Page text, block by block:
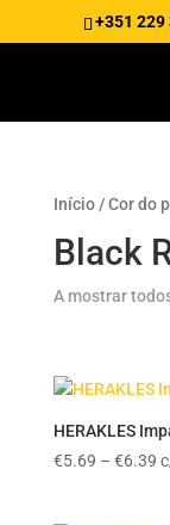
+351 229
Início/ Cor do
Black
A mostrar
HERAKLES
€5.69 – €6.39